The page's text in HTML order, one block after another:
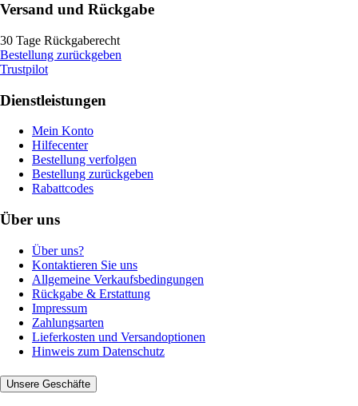
Versand und Rückgabe
30 Tage Rückgaberecht
Bestellung zurückgeben
Trustpilot
Dienstleistungen
Mein Konto
Hilfecenter
Bestellung verfolgen
Bestellung zurückgeben
Rabattcodes
Über uns
Über uns?
Kontaktieren Sie uns
Allgemeine Verkaufsbedingungen
Rückgabe & Erstattung
Impressum
Zahlungsarten
Lieferkosten und Versandoptionen
Hinweis zum Datenschutz
Unsere Geschäfte